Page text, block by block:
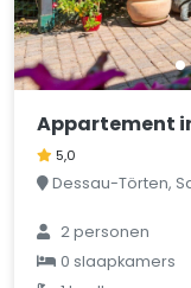
Appartement
5,0
Dessau-Törten,
2 personen
0 slaapkamers